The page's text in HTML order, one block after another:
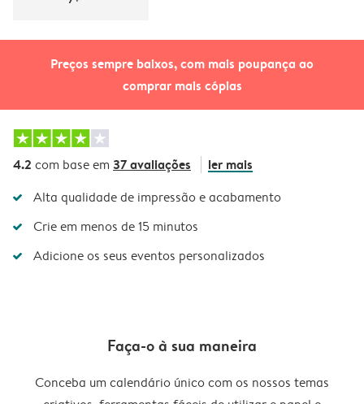
Preços sempre baixos, com mais poupança ao
comprar mais cópias
4.2 com base em 37 avaliações ler mais
Alta qualidade de impressão e acabamento
Crie em menos de 15 minutos
Adicione os seus eventos personalizados
Faça-o à sua maneira
Conceba um calendário único com os nossos temas